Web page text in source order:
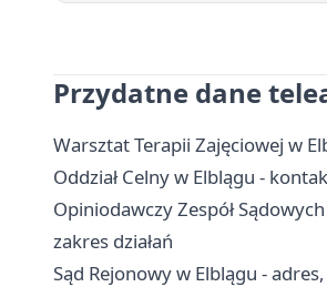
Przydatne dane
Warsztat Terapii Zajęciowej w
Oddział Celny w Elblągu -
Opiniodawczy Zespół
zakres działań
Sąd Rejonowy w Elblągu -